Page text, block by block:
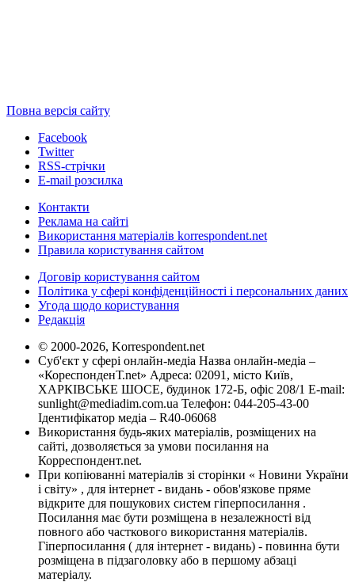
Повна версія сайту
Facebook
Twitter
RSS-стрічки
E-mail розсилка
Контакти
Реклама на сайті
Використання матеріалів korrespondent.net
Правила користування сайтом
Договір користування сайтом
Політика у сфері конфіденційності і персональних даних
Угода щодо користування
Редакція
© 2000-2026, Korrespondent.net
Суб'єкт у сфері онлайн-медіа Назва онлайн-медіа –
«КореспонденТ.net» Адреса: 02091, місто Київ,
ХАРКІВСЬКЕ ШОСЕ, будинок 172-Б, офіс 208/1 E-mail:
sunlight@mediadim.com.ua Телефон: 044-205-43-00
Ідентифікатор медіа – R40-06068
Використання будь-яких матеріалів, розміщених на
сайті, дозволяється за умови посилання на
Корреспондент.net.
При копіюванні матеріалів зі сторінки « Новини України
і світу» , для інтернет - видань - обов'язкове пряме
відкрите для пошукових систем гіперпосилання .
Посилання має бути розміщена в незалежності від
повного або часткового використання матеріалів.
Гіперпосилання ( для інтернет - видань) - повинна бути
розміщена в підзаголовку або в першому абзаці
матеріалу.